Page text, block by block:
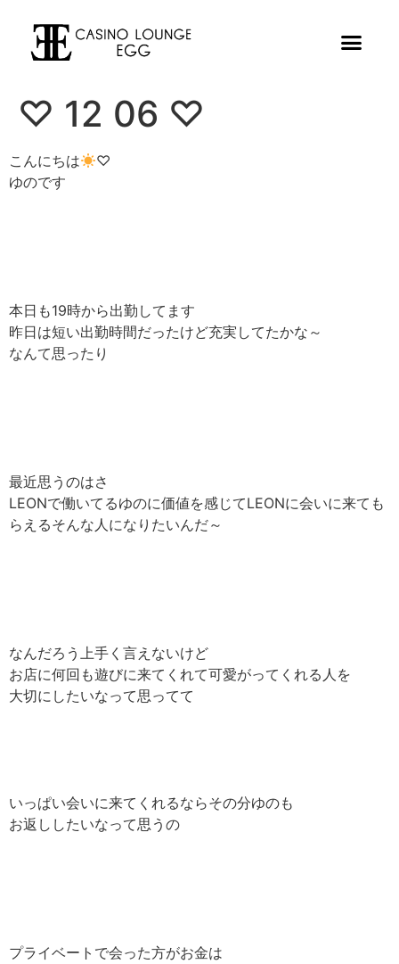
♡ 12 06 ♡
こんにちは
♡
ゆのです
本日も19時から出勤してます
昨日は短い出勤時間だったけど充実してたかな～
なんて思ったり
最近思うのはさ
LEONで働いてるゆのに価値を感じてLEONに会いに来ても
らえるそんな人になりたいんだ～
なんだろう上手く言えないけど
お店に何回も遊びに来てくれて可愛がってくれる人を
大切にしたいなって思ってて
いっぱい会いに来てくれるならその分ゆのも
お返ししたいなって思うの
プライベートで会った方がお金は